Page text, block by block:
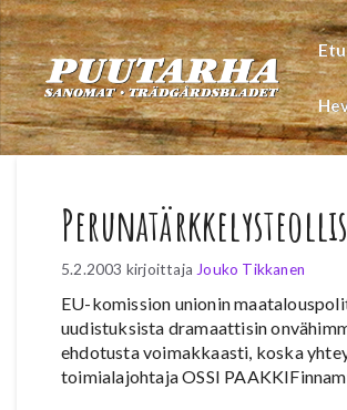
Siirry
sisältöön
5.2.2003 kirjoittaja Jouko Tikkanen
EU-komission unionin
uudistuksista dramaattisin
ehdotusta voimakkaasti, koska
toimialajohtaja OSSI